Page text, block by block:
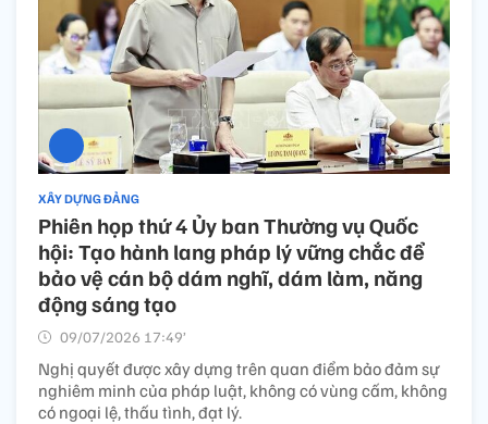
XÂY DỰNG ĐẢNG
Phiên họp thứ 4 Ủy ban Thường vụ Quốc
hội: Tạo hành lang pháp lý vững chắc để
bảo vệ cán bộ dám nghĩ, dám làm, năng
động sáng tạo
09/07/2026 17:49’
Nghị quyết được xây dựng trên quan điểm bảo đảm sự
nghiêm minh của pháp luật, không có vùng cấm, không
có ngoại lệ, thấu tình, đạt lý.